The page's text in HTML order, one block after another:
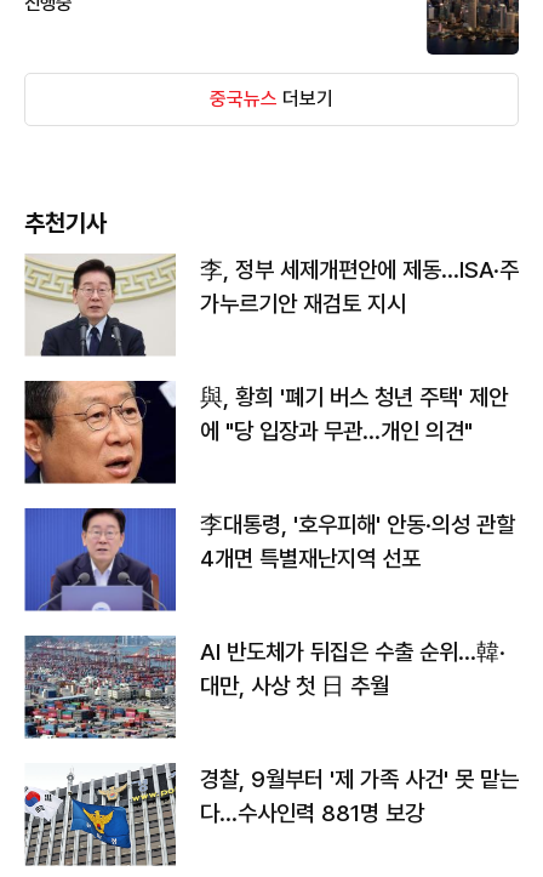
중국뉴스 더보기
추천기사
李, 정부 세제개편안에 제동…ISA·주
가누르기안 재검토 지시
與, 황희 '폐기 버스 청년 주택' 제안
에 "당 입장과 무관…개인 의견"
李대통령, '호우피해' 안동·의성 관할
4개면 특별재난지역 선포
AI 반도체가 뒤집은 수출 순위…韓·
대만, 사상 첫 日 추월
경찰, 9월부터 '제 가족 사건' 못 맡는
다…수사인력 881명 보강